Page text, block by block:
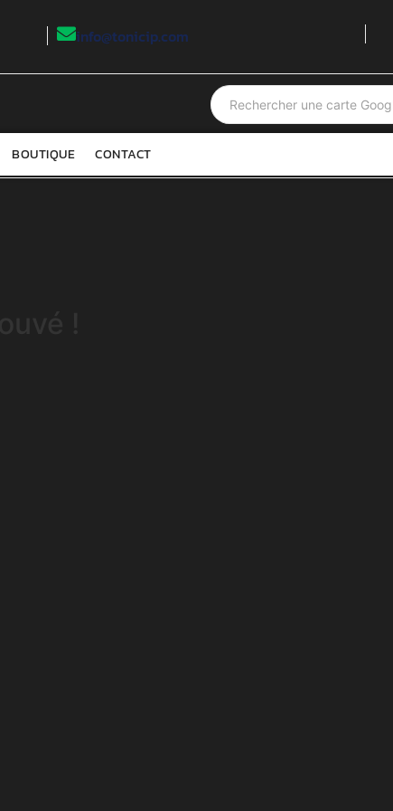
info@tonicip.com
BOUTIQUE CONTACT